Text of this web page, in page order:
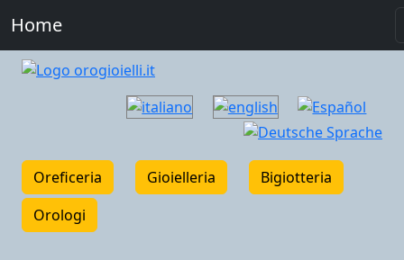
Home
Oreficeria Gioielleria
Bigiotteria
Orologi